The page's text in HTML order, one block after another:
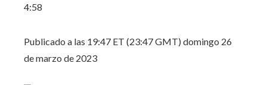
4:58
Publicado a las 19:47 ET (23:47 GMT) domingo 26
de marzo de 2023